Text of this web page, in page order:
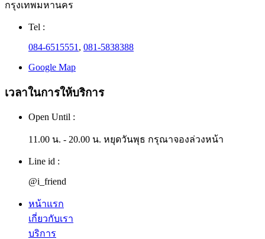
กรุงเทพมหานคร
Tel :
084-6515551 , 081-5838388
Google Map
เวลาในการให้บริการ
Open Until :
11.00 น. - 20.00 น. หยุดวันพุธ กรุณาจองล่วงหน้า
Line id :
@i_friend
หน้าแรก
เกี่ยวกับเรา
บริการ